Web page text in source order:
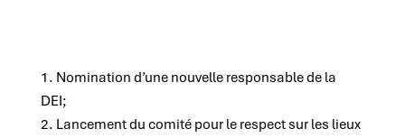
Nomination d’une nouvelle responsable de la
DEI;
Lancement du comité pour le respect sur les lieux